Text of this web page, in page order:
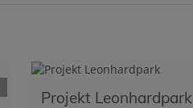
Projekt Leonhardpark